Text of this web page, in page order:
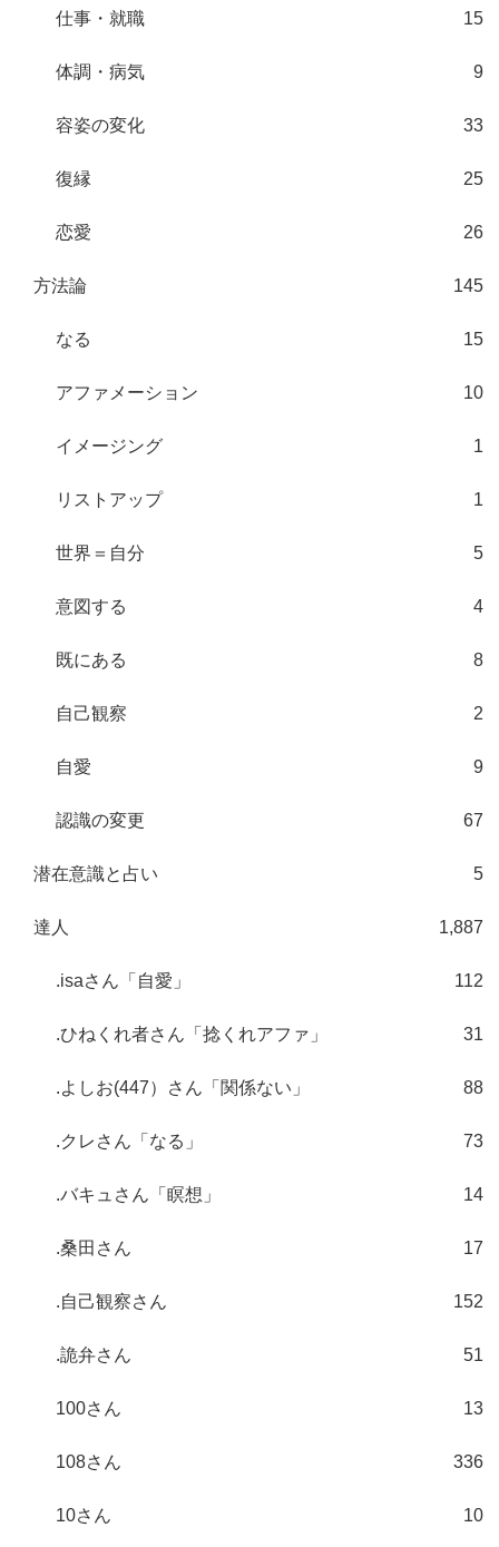
仕事・就職 15
体調・病気 9
容姿の変化 33
復縁 25
恋愛 26
方法論 145
なる 15
アファメーション 10
イメージング 1
リストアップ 1
世界＝自分 5
意図する 4
既にある 8
自己観察 2
自愛 9
認識の変更 67
潜在意識と占い 5
達人 1,887
.isaさん「自愛」 112
.ひねくれ者さん「捻くれアファ」 31
.よしお(447）さん「関係ない」 88
.クレさん「なる」 73
.バキュさん「瞑想」 14
.桑田さん 17
.自己観察さん 152
.詭弁さん 51
100さん 13
108さん 336
10さん 10